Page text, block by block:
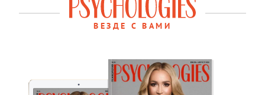
ВЕЗДЕ С ВАМИ